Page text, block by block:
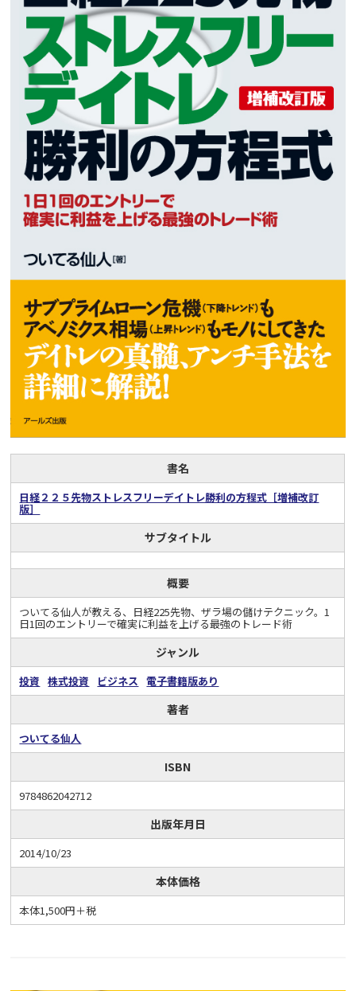
書名
日経２２５先物ストレスフリーデイトレ勝利の方程式［増補改訂
版］
サブタイトル
概要
ついてる仙人が教える、日経225先物、ザラ場の儲けテクニック。1
日1回のエントリーで確実に利益を上げる最強のトレード術
ジャンル
投資 株式投資 ビジネス 電子書籍版あり
著者
ついてる仙人
ISBN
9784862042712
出版年月日
2014/10/23
本体価格
本体1,500円＋税